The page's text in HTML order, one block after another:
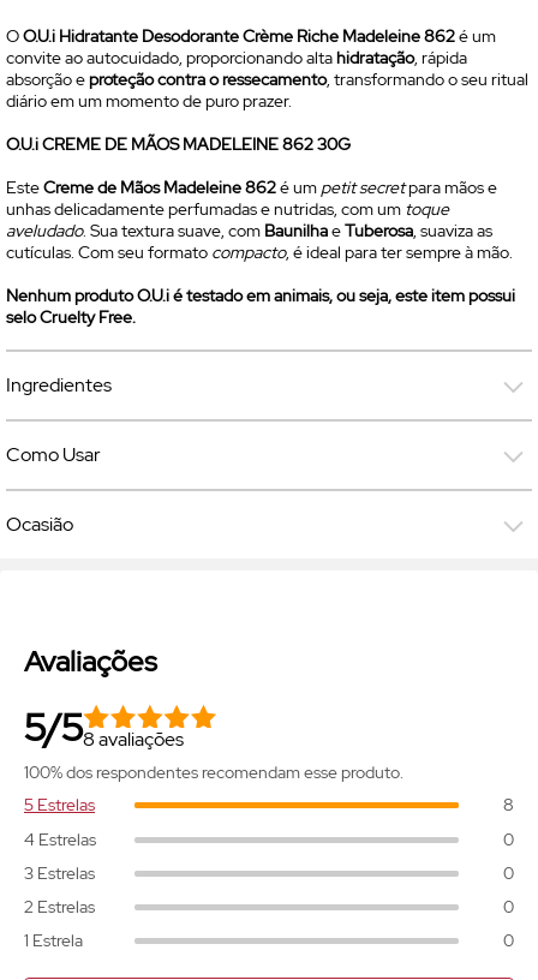
OO.U.i Hidratante Desodorante Crème Riche Madeleine 862é um
convite ao autocuidado, proporcionando altahidratação, rápida
absorção eproteção contra o ressecamento, transformando o seu ritual
diário em um momento de puro prazer.
O.U.i CREME DE MÃOS MADELEINE 862 30G
EsteCreme de Mãos Madeleine 862é um petit secretpara mãos e
unhas delicadamente perfumadas e nutridas, com um toque
aveludado. Sua textura suave, com BaunilhaeTuberosa, suaviza as
cutículas. Com seu formato compacto, é ideal para ter sempre à mão.
Nenhum produto O.U.i é testado em animais, ou seja, este item possui
seloCruelty Free.
Ingredientes
Como Usar
Ocasião
Avaliações
5/58 avaliações
100% dos respondentes recomendam esse produto.
5 Estrelas
8
4 Estrelas
0
3 Estrelas
0
2 Estrelas
0
1 Estrela
0